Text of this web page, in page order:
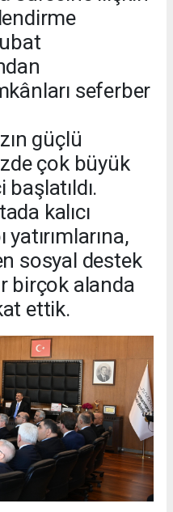
seferber
güçlü
çok büyük
kalıcı
sosyal destek
birçok alanda
ettik.